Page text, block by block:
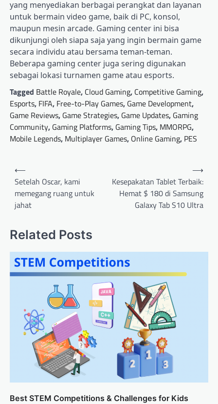
yang menyediakan berbagai perangkat dan layanan
untuk bermain video game, baik di PC, konsol,
maupun mesin arcade. Gaming center ini bisa
dikunjungi oleh siapa saja yang ingin bermain game
secara individu atau bersama teman-teman.
Beberapa gaming center juga sering digunakan
sebagai lokasi turnamen game atau esports.
Tagged Battle Royale, Cloud Gaming, Competitive Gaming,
Esports, FIFA, Free-to-Play Games, Game Development,
Game Reviews, Game Strategies, Game Updates, Gaming
Community, Gaming Platforms, Gaming Tips, MMORPG,
Mobile Legends, Multiplayer Games, Online Gaming, PES
Post
navigation
⟵
Setelah Oscar, kami
memegang ruang untuk
jahat
Kesepakatan Tablet Terbaik:
Hemat $ 180 di Samsung
Galaxy Tab S10 Ultra
⟶
Related Posts
Best STEM Competitions & Challenges for Kids